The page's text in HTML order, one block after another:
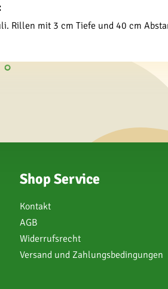
Rillen mit 3 cm Tiefe und 40 cm
Shop Service
Kontakt
AGB
Widerrufsrecht
Versand und Zahlungsbedingungen